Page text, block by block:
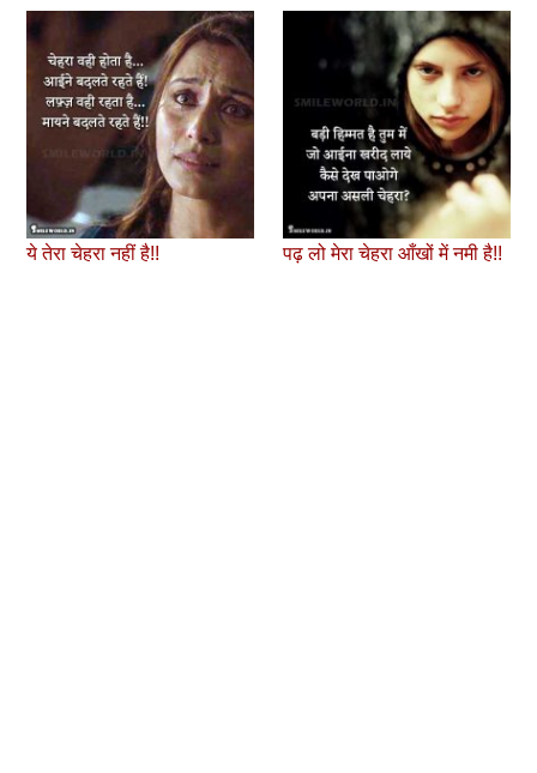
ये तेरा चेहरा नहीं है!! पढ़ लो मेरा चेहरा आँखों में नमी है!!